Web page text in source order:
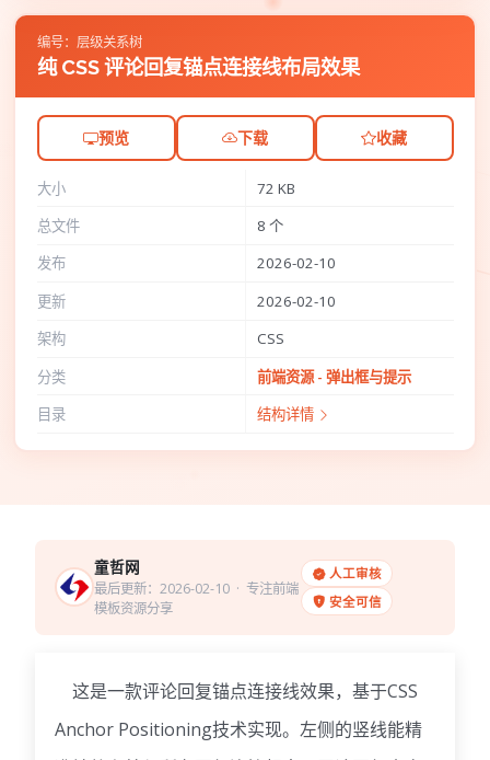
编号：层级关系树
纯 CSS 评论回复锚点连接线布局效果
预览 下载 收藏
大小
72 KB
总文件
8 个
发布
2026-02-10
更新
2026-02-10
架构
CSS
分类
前端资源 - 弹出框与提示
目录
结构详情
童哲网
最后更新：2026-02-10· 专注前端
模板资源分享
人工审核
安全可信
这是一款评论回复锚点连接线效果，基于CSS
Anchor Positioning技术实现。左侧的竖线能精